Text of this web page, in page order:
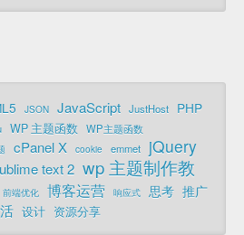
JSON JavaScript JustHost
PHP
WP 主题函数 WP主题函数
cPanel X cookie emmet jQuery
text 2 wp 主题制作教
前端优化 博客运营 响应式 思考 推广
设计 资源分享